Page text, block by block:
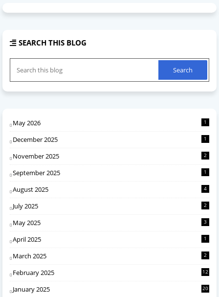
SEARCH THIS BLOG
May 2026 1
December 2025 1
November 2025 2
September 2025 1
August 2025 4
July 2025 2
May 2025 3
April 2025 1
March 2025 2
February 2025 12
January 2025 20